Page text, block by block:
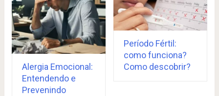
Alergia Emocional:
Entendendo e
Prevenindo
Período Fértil:
como funciona?
Como descobrir?